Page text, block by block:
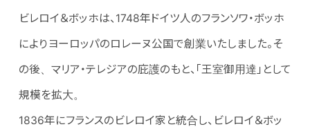
ビレロイ＆ボッホは、1748年ドイツ人のフランソワ・ボッホ
によりヨーロッパのロレーヌ公国で創業いたしました。そ
の後、マリア・テレジアの庇護のもと、「王室御用達」として
規模を拡大。
1836年にフランスのビレロイ家と統合し、ビレロイ＆ボッ